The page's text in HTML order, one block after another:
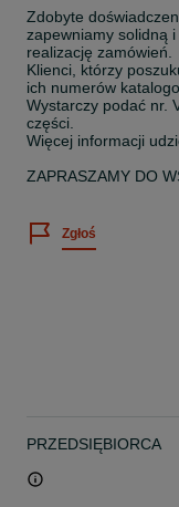
Zdobyte
zapewniamy solidną
realizację zamówień.
Klienci, którzy
ich numerów
Wystarczy podać nr.
części.
Więcej informacji
ZAPRASZAMY DO
Zgłoś
PRZEDSIĘBIORCA